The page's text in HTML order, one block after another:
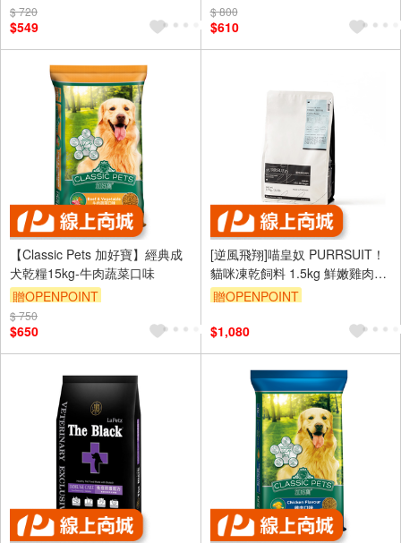
訂單滿699享95折
$ 720
$549
訂單滿999享95折
$ 800
$610
【Classic Pets 加好寶】經典成
犬乾糧15kg-牛肉蔬菜口味
贈OPENPOINT
訂單滿999享95折
$ 750
$650
[逆風飛翔]喵皇奴 PURRSUIT！
貓咪凍乾飼料 1.5kg 鮮嫩雞肉╱
腸胃保健
贈OPENPOINT
$1,080